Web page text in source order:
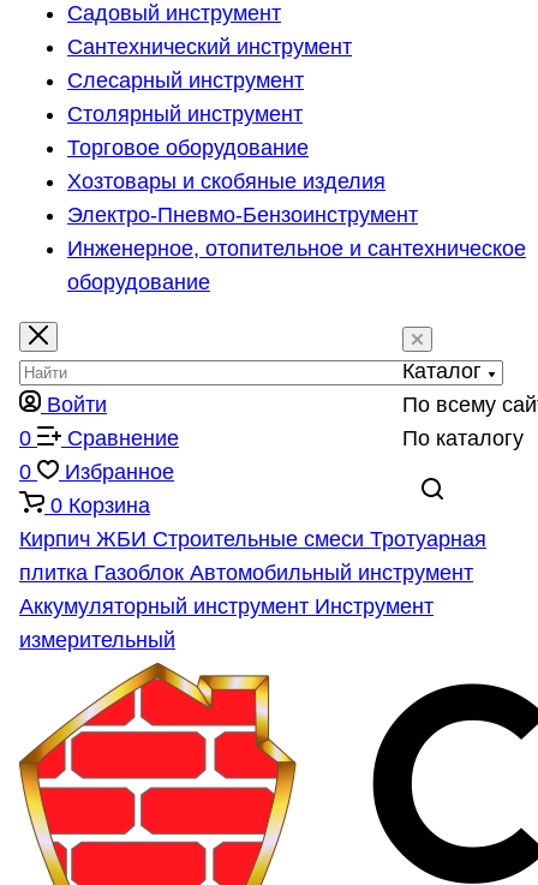
Садовый инструмент
Сантехнический инструмент
Слесарный инструмент
Столярный инструмент
Торговое оборудование
Хозтовары и скобяные изделия
Электро-Пневмо-Бензоинструмент
Инженерное, отопительное и сантехническое
оборудование
Каталог
По всему
По каталогу
Войти
0
Сравнение
0
Избранное
0 Корзина
Кирпич ЖБИ Строительные смеси Тротуарная
плитка Газоблок Автомобильный инструмент
Аккумуляторный инструмент Инструмент
измерительный